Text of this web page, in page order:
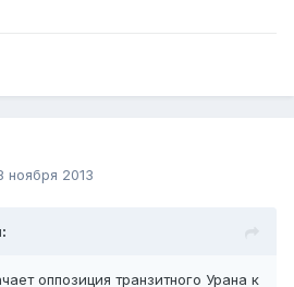
ноября 2013
оппозиция транзитного Урана к